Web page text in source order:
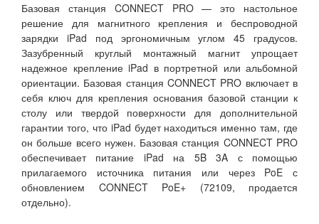
Базовая станция CONNECT PRO — это настольное
решение для магнитного крепления и беспроводной
зарядки iPad под эргономичным углом 45 градусов.
Зазубренный круглый монтажный магнит упрощает
надежное крепление iPad в портретной или альбомной
ориентации. Базовая станция CONNECT PRO включает в
себя ключ для крепления основания базовой станции к
столу или твердой поверхности для дополнительной
гарантии того, что iPad будет находиться именно там, где
он больше всего нужен. Базовая станция CONNECT PRO
обеспечивает питание iPad на 5B 3A с помощью
прилагаемого источника питания или через PoE с
обновлением CONNECT PoE+ (72109, продается
отдельно).